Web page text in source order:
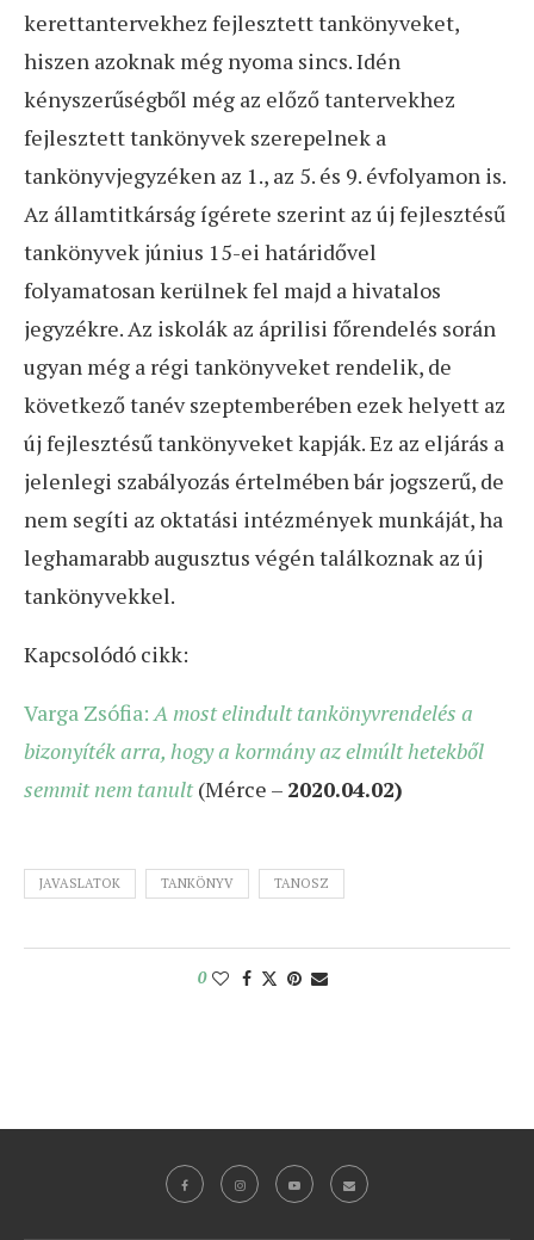
kerettantervekhez fejlesztett tankönyveket,
hiszen azoknak még nyoma sincs. Idén
kényszerűségből még az előző tantervekhez
fejlesztett tankönyvek szerepelnek a
tankönyvjegyzéken az 1., az 5. és 9. évfolyamon is.
Az államtitkárság ígérete szerint az új fejlesztésű
tankönyvek június 15-ei határidővel
folyamatosan kerülnek fel majd a hivatalos
jegyzékre. Az iskolák az áprilisi főrendelés során
ugyan még a régi tankönyveket rendelik, de
következő tanév szeptemberében ezek helyett az
új fejlesztésű tankönyveket kapják. Ez az eljárás a
jelenlegi szabályozás értelmében bár jogszerű, de
nem segíti az oktatási intézmények munkáját, ha
leghamarabb augusztus végén találkoznak az új
tankönyvekkel.
Kapcsolódó cikk:
Varga Zsófia:A most elindult tankönyvrendelés a
bizonyíték arra, hogy a kormány az elmúlt hetekből
semmit nem tanult(Mérce – 2020.04.02)
JAVASLATOK TANKÖNYV TANOSZ
0